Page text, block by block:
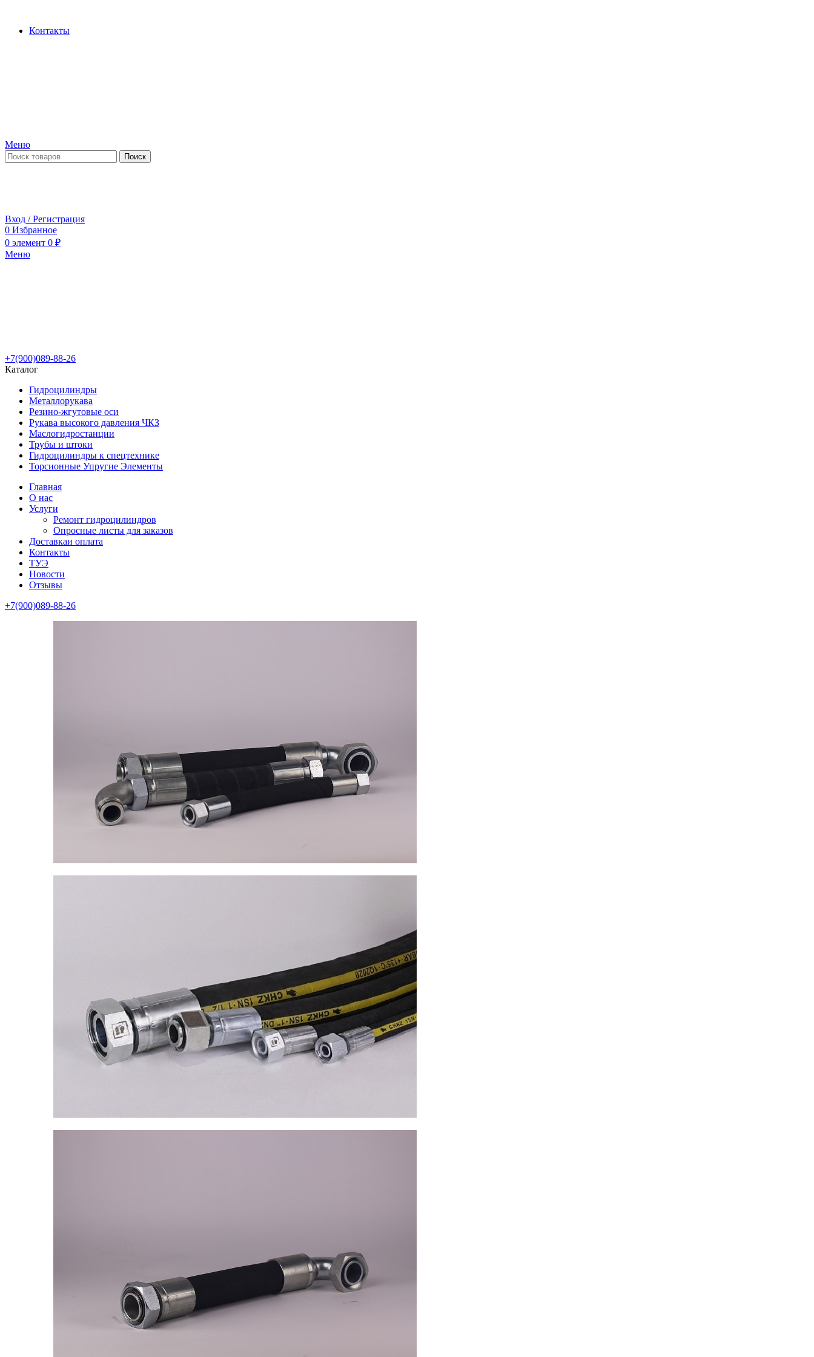
Контакты
Меню
Поиск
Вход / Регистрация
0 Избранное
0 элемент 0 ₽
Меню
+7(900)089-88-26
Каталог
Гидроцилиндры
Металлорукава
Резино-жгутовые оси
Рукава высокого давления ЧКЗ
Маслогидростанции
Трубы и штоки
Гидроцилиндры к спецтехнике
Торсионные Упругие Элементы
Главная
О нас
Услуги
Ремонт гидроцилиндров
Опросные листы для заказов
Доставкаи оплата
Контакты
ТУЭ
Новости
Отзывы
+7(900)089-88-26